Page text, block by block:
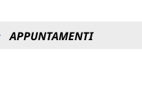
APPUNTAMENTI